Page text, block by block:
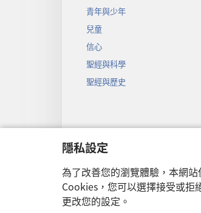
隱私設定
為了改善您的瀏覽體驗，本網
Cookies，您可以選擇接受或拒
更改您的設定。
青年與少年
兒童
信心
聖經與科學
聖經與歷史